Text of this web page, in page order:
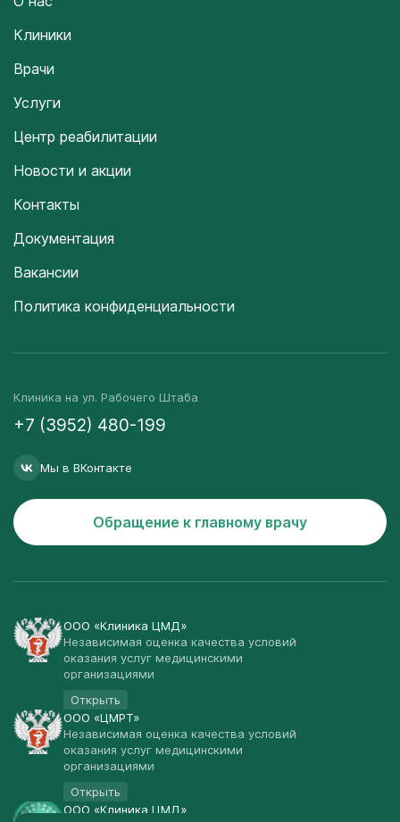
Клиники
Врачи
Услуги
Центр реабилитации
Новости и акции
Контакты
Документация
Вакансии
Политика конфиденциальности
Клиника на ул. Рабочего Штаба
+7 (3952) 480-199
Мы в ВКонтакте
Обращение к главному врачу
ООО «Клиника ЦМД»
Независимая оценка качества условий
оказания услуг медицинскими
организациями
Открыть
ООО «ЦМРТ»
Независимая оценка качества условий
оказания услуг медицинскими
организациями
Открыть
ООО «Клиника ЦМД»